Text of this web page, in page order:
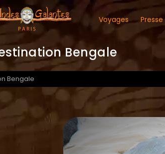
Voyages Presse
Bengale
Bengale